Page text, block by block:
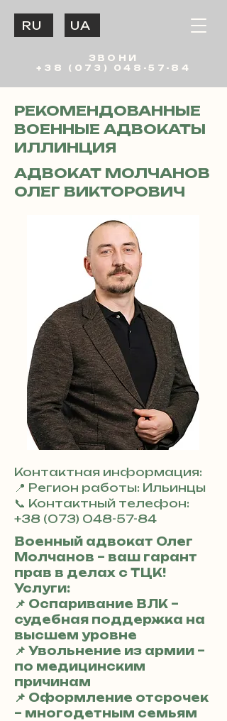
ЗВОНИ
+38 (073) 048-57-84
UA
RU
РЕКОМЕНДОВАННЫЕ
ВОЕННЫЕ АДВОКАТЫ
ИЛЛИНЦИЯ
АДВОКАТ МОЛЧАНОВ
ОЛЕГ ВИКТОРОВИЧ
Контактная информация:
📍 Регион работы: Ильинцы
📞 Контактный телефон:
+38 (073) 048-57-84
Военный адвокат Олег
Молчанов – ваш гарант
прав в делах с ТЦК!
Услуги:
📌 Оспаривание ВЛК –
судебная поддержка на
высшем уровне
📌 Увольнение из армии –
по медицинским
причинам
📌 Оформление отсрочек
– многодетным семьям